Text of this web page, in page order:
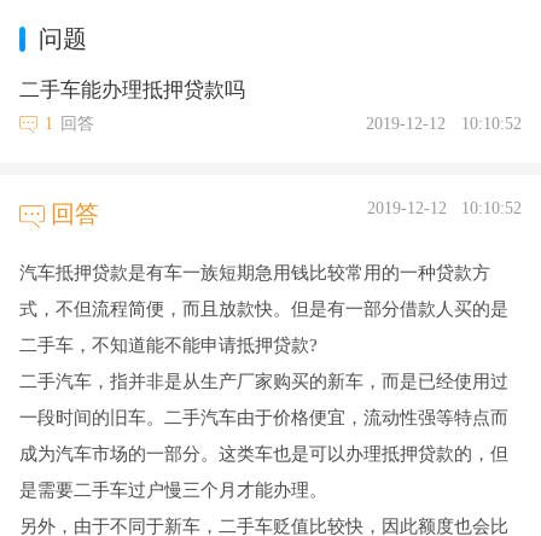
问题
二手车能办理抵押贷款吗
1 回答 2019-12-12 10:10:52
回答 2019-12-12 10:10:52
汽车抵押贷款是有车一族短期急用钱比较常用的一种贷款方
式，不但流程简便，而且放款快。但是有一部分借款人买的是
二手车，不知道能不能申请抵押贷款?
二手汽车，指并非是从生产厂家购买的新车，而是已经使用过
一段时间的旧车。二手汽车由于价格便宜，流动性强等特点而
成为汽车市场的一部分。这类车也是可以办理抵押贷款的，但
是需要二手车过户慢三个月才能办理。
另外，由于不同于新车，二手车贬值比较快，因此额度也会比